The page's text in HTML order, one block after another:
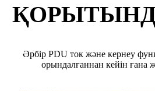
Әрбір PDU ток және кернеу
орындалғаннан кейін ғана